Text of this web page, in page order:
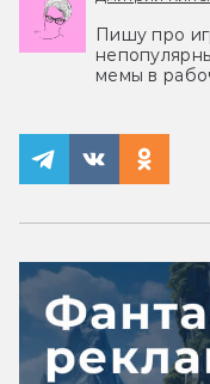
Пишу про
мемы в